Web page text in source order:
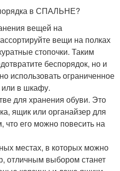
в СПАЛЬНЕ?
вещей на
вещи на полках
стопочки. Таким
беспорядок, но и
использовать ограниченное
или в шкафу.
для хранения обуви. Это
ящик или органайзер для
что его можно повесить на
местах, в которых можно
отличным выбором станет